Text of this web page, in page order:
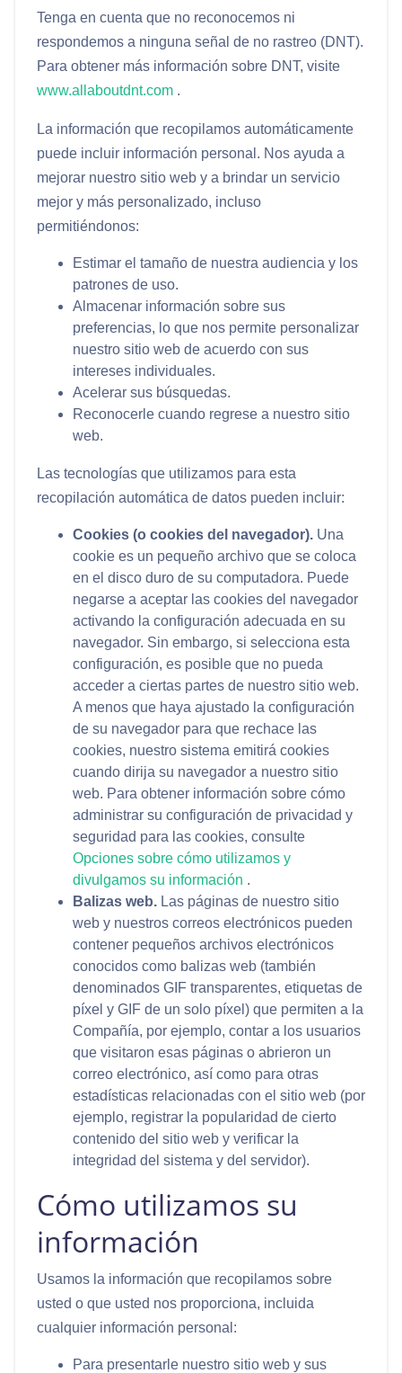
Tenga en cuenta que no reconocemos ni
respondemos a ninguna señal de no rastreo (DNT).
Para obtener más información sobre DNT, visite
www.allaboutdnt.com .
La información que recopilamos automáticamente
puede incluir información personal. Nos ayuda a
mejorar nuestro sitio web y a brindar un servicio
mejor y más personalizado, incluso
permitiéndonos:
Estimar el tamaño de nuestra audiencia y los
patrones de uso.
Almacenar información sobre sus
preferencias, lo que nos permite personalizar
nuestro sitio web de acuerdo con sus
intereses individuales.
Acelerar sus búsquedas.
Reconocerle cuando regrese a nuestro sitio
web.
Las tecnologías que utilizamos para esta
recopilación automática de datos pueden incluir:
Cookies (o cookies del navegador).Una
cookie es un pequeño archivo que se coloca
en el disco duro de su computadora. Puede
negarse a aceptar las cookies del navegador
activando la configuración adecuada en su
navegador. Sin embargo, si selecciona esta
configuración, es posible que no pueda
acceder a ciertas partes de nuestro sitio web.
A menos que haya ajustado la configuración
de su navegador para que rechace las
cookies, nuestro sistema emitirá cookies
cuando dirija su navegador a nuestro sitio
web. Para obtener información sobre cómo
administrar su configuración de privacidad y
seguridad para las cookies, consulte
Opciones sobre cómo utilizamos y
divulgamos su información .
Balizas web.Las páginas de nuestro sitio
web y nuestros correos electrónicos pueden
contener pequeños archivos electrónicos
conocidos como balizas web (también
denominados GIF transparentes, etiquetas de
píxel y GIF de un solo píxel) que permiten a la
Compañía, por ejemplo, contar a los usuarios
que visitaron esas páginas o abrieron un
correo electrónico, así como para otras
estadísticas relacionadas con el sitio web (por
ejemplo, registrar la popularidad de cierto
contenido del sitio web y verificar la
integridad del sistema y del servidor).
Cómo utilizamos su
información
Usamos la información que recopilamos sobre
usted o que usted nos proporciona, incluida
cualquier información personal:
Para presentarle nuestro sitio web y sus